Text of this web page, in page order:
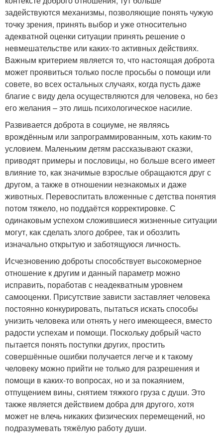
задействуются механизмы, позволяющие понять чужую
точку зрения, принять выбор и уже относительно
адекватной оценки ситуации принять решение о
невмешательстве или каких-то активных действиях.
Важным критерием является то, что настоящая доброта
может проявиться только после просьбы о помощи или
совете, во всех остальных случаях, когда пусть даже
благие с виду дела осуществляются для человека, но без
его желания – это лишь психологическое насилие.
Развивается доброта в социуме, не являясь
врождённым или запрограммированным, хоть каким-то
условием. Маленьким детям рассказывают сказки,
приводят примеры и пословицы, но больше всего имеет
влияние то, как значимые взрослые обращаются друг с
другом, а также в отношении незнакомых и даже
животных. Перевоспитать вложенные с детства понятия
потом тяжело, но поддаётся корректировке. С
одинаковым успехом сложившиеся жизненные ситуации
могут, как сделать злого добрее, так и обозлить
изначально открытую и заботящуюся личность.
Исчезновению доброты способствует высокомерное
отношение к другим и данный параметр можно
исправить, поработав с неадекватным уровнем
самооценки. Присутствие зависти заставляет человека
постоянно конкурировать, пытаться искать способы
унизить человека или отнять у него имеющееся, вместо
радости успехам и помощи. Поскольку добрый часто
пытается понять поступки других, простить
совершённые ошибки получается легче и к такому
человеку можно прийти не только для разрешения и
помощи в каких-то вопросах, но и за покаянием,
отпущением вины, снятием тяжкого груза с души. Это
также является действием добра для другого, хотя
может не влечь никаких физических перемещений, но
подразумевать тяжёлую работу души.